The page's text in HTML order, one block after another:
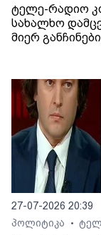
ტელე-რადიო
სახალხო
მიერ
27-07-2026 20:39
პოლიტიკა
•